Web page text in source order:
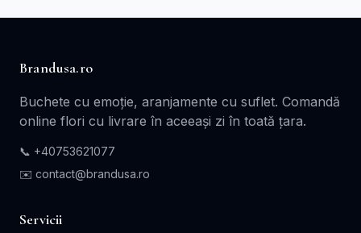
Brandusa.ro
Buchete cu emoție, aranjamente cu suflet. Comandă
online flori cu livrare în aceeași zi în toată țara.
📞 +40753621077
✉️ contact@brandusa.ro
Servicii